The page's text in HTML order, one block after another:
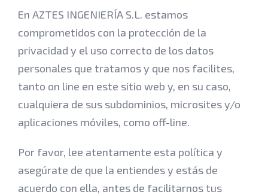
En AZTES INGENIERÍA S.L. estamos
comprometidos con la protección de la
privacidad y el uso correcto de los datos
personales que tratamos y que nos facilites,
tanto on line en este sitio web y, en su caso,
cualquiera de sus subdominios, microsites y/o
aplicaciones móviles, como off-line.
Por favor, lee atentamente esta política y
asegúrate de que la entiendes y estás de
acuerdo con ella, antes de facilitarnos tus